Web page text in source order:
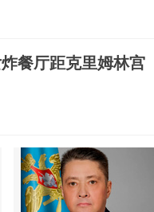
餐厅距克里姆林宫